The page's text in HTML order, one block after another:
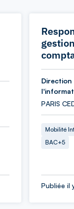
Direction
PARIS
Mobilité
BAC+5
Publiée il